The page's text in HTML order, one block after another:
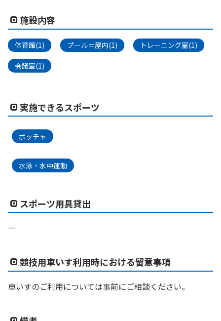
施設内容
体育館(1) プール＝屋内(1) トレーニング室(1)
会議室(1)
実施できるスポーツ
ボッチャ
水泳・水中運動
スポーツ用具貸出
―
競技用車いす利用時における留意事項
車いすのご利用については事前にご相談ください。